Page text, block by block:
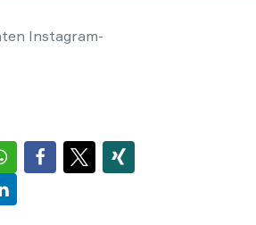
Instagram-